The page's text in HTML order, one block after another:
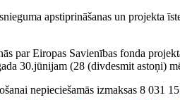
apstiprināšanas un projekta
par Eiropas Savienības fonda
30.jūnijam (28 (divdesmit astoņi)
nepieciešamās izmaksas 8